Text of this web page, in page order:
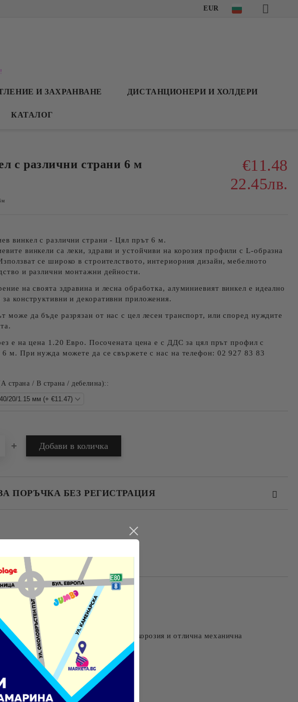
EUR
И ЗАХРАНВАНЕ ДИСТАНЦИОНЕРИ И ХОЛДЕРИ
КАТАЛОГ
с различни страни 6 м
€11.48
22.45лв.
винкел с различни страни - Цял прът 6 м.
винкели са леки, здрави и устойчиви на корозия профили с L-образна
се широко в строителството, интериорния дизайн, мебелното
и различни монтажни дейности.
на своята здравина и лесна обработка, алуминиевият винкел е идеално
конструктивни и декоративни приложения.
може да бъде разрязан от нас с цел лесен транспорт, или според нуждите
е на цена 1.20 Евро. Посочената цена е с ДДС за цял прът профил с
6 м. При нужда можете да се свържете с нас на телефон: 02 927 83 83
страна / B страна / дебелина)::
ПОРЪЧКА БЕЗ РЕГИСТРАЦИЯ
свържем с вас в рамките на работния ден.
съчетавалеко тегло, устойчивост на корозия и отлична механична
твърдост и стабилност.